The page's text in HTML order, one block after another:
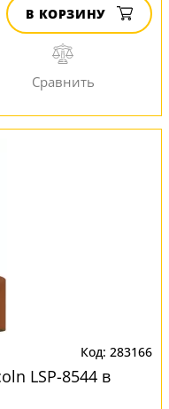
В КОРЗИНУ
283166
LSP-8544 в